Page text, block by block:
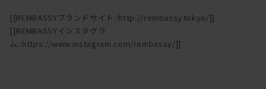
[[REMBASSYブランドサイト::http://rembassy.tokyo/]]
[[REMBASSYインスタグラ
ム::https://www.instagram.com/rembassy/]]